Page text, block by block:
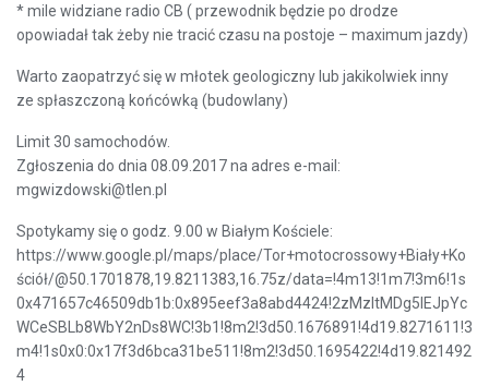
* mile widziane radio CB ( przewodnik będzie po drodze
opowiadał tak żeby nie tracić czasu na postoje – maximum jazdy)
Warto zaopatrzyć się w młotek geologiczny lub jakikolwiek inny
ze spłaszczoną końcówką (budowlany)
Limit 30 samochodów.
Zgłoszenia do dnia 08.09.2017 na adres e-mail:
mgwizdowski@tlen.pl
Spotykamy się o godz. 9.00 w Białym Kościele:
https://www.google.pl/maps/place/Tor+motocrossowy+Biały+Ko
ściół/@50.1701878,19.8211383,16.75z/data=!4m13!1m7!3m6!1s
0x471657c46509db1b:0x895eef3a8abd4424!2zMzItMDg5IEJpYc
WCeSBLb8WbY2nDs8WC!3b1!8m2!3d50.1676891!4d19.8271611!3
m4!1s0x0:0x17f3d6bca31be511!8m2!3d50.1695422!4d19.821492
4